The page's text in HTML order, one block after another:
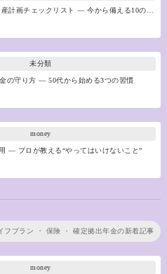
産計画チェックリスト ― 今から備える10の…
未分類
の守り方 ― 50代から始める3つの習慣
money
― プロが教える“やってはいけないこと”
フプラン ・ 保険 ・ 確定拠出年金の新着記事
money